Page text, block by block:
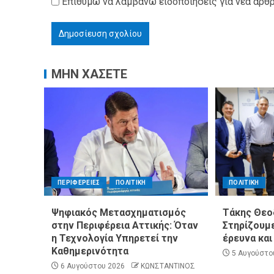
ΜΗΝ ΧΑΣΕΤΕ
ΠΕΡΙΦΕΡΕΙΕΣ ΠΟΛΙΤΙΚΗ
Ψηφιακός Μετασχηματισμός
στην Περιφέρεια Αττικής: Όταν
η Τεχνολογία Υπηρετεί την
Καθημερινότητα
6 Αυγούστου 2026 ΚΩΝΣΤΑΝΤΙΝΟΣ
ΠΟΛΙΤΙΚΗ
Τάκης
έρευνα
5
Μητσοτάκης σε υπουργούς:
ανασχηματισμό, πιάστε
αυστηρές εντολές
ΣΥΛΛΟΓΟΙ - ΕΝΩΣΕΙΣ
Εθελοντισμού
στα πυρόπληκτα
η ζημιά,
ΠΟΛΙΤΙΣΜΟΣ ΣΥΛΛΟΓΟΙ - ΕΝΩΣΕΙΣ
Άμεση κινητοποίηση της
Αλληλεγγύης (Ε.Ο.Α.) για τους